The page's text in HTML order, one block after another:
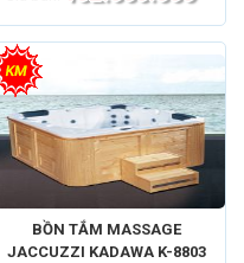
BỒN TẮM MASSAGE
JACCUZZI KADAWA K-8803